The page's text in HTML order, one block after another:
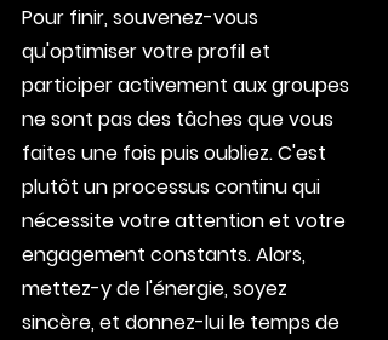
Pour finir, souvenez-vous
qu'optimiser votre profil et
participer activement aux groupes
ne sont pas des tâches que vous
faites une fois puis oubliez. C'est
plutôt un processus continu qui
nécessite votre attention et votre
engagement constants. Alors,
mettez-y de l'énergie, soyez
sincère, et donnez-lui le temps de